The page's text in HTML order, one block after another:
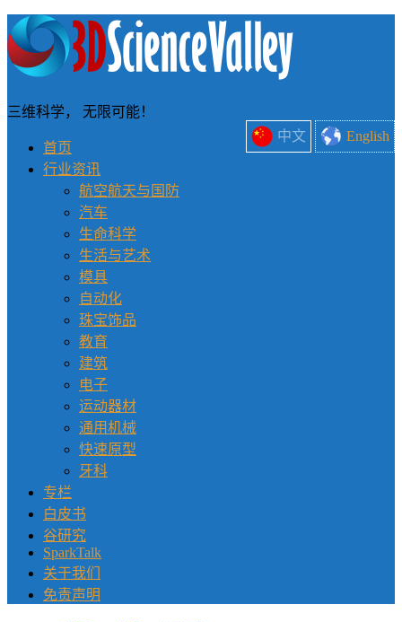
中文 English
三维科学， 无限可能！
首页
行业资讯
航空航天与国防
汽车
生命科学
生活与艺术
模具
自动化
珠宝饰品
教育
建筑
电子
运动器材
通用机械
快速原型
牙科
专栏
白皮书
谷研究
SparkTalk
关于我们
免责声明